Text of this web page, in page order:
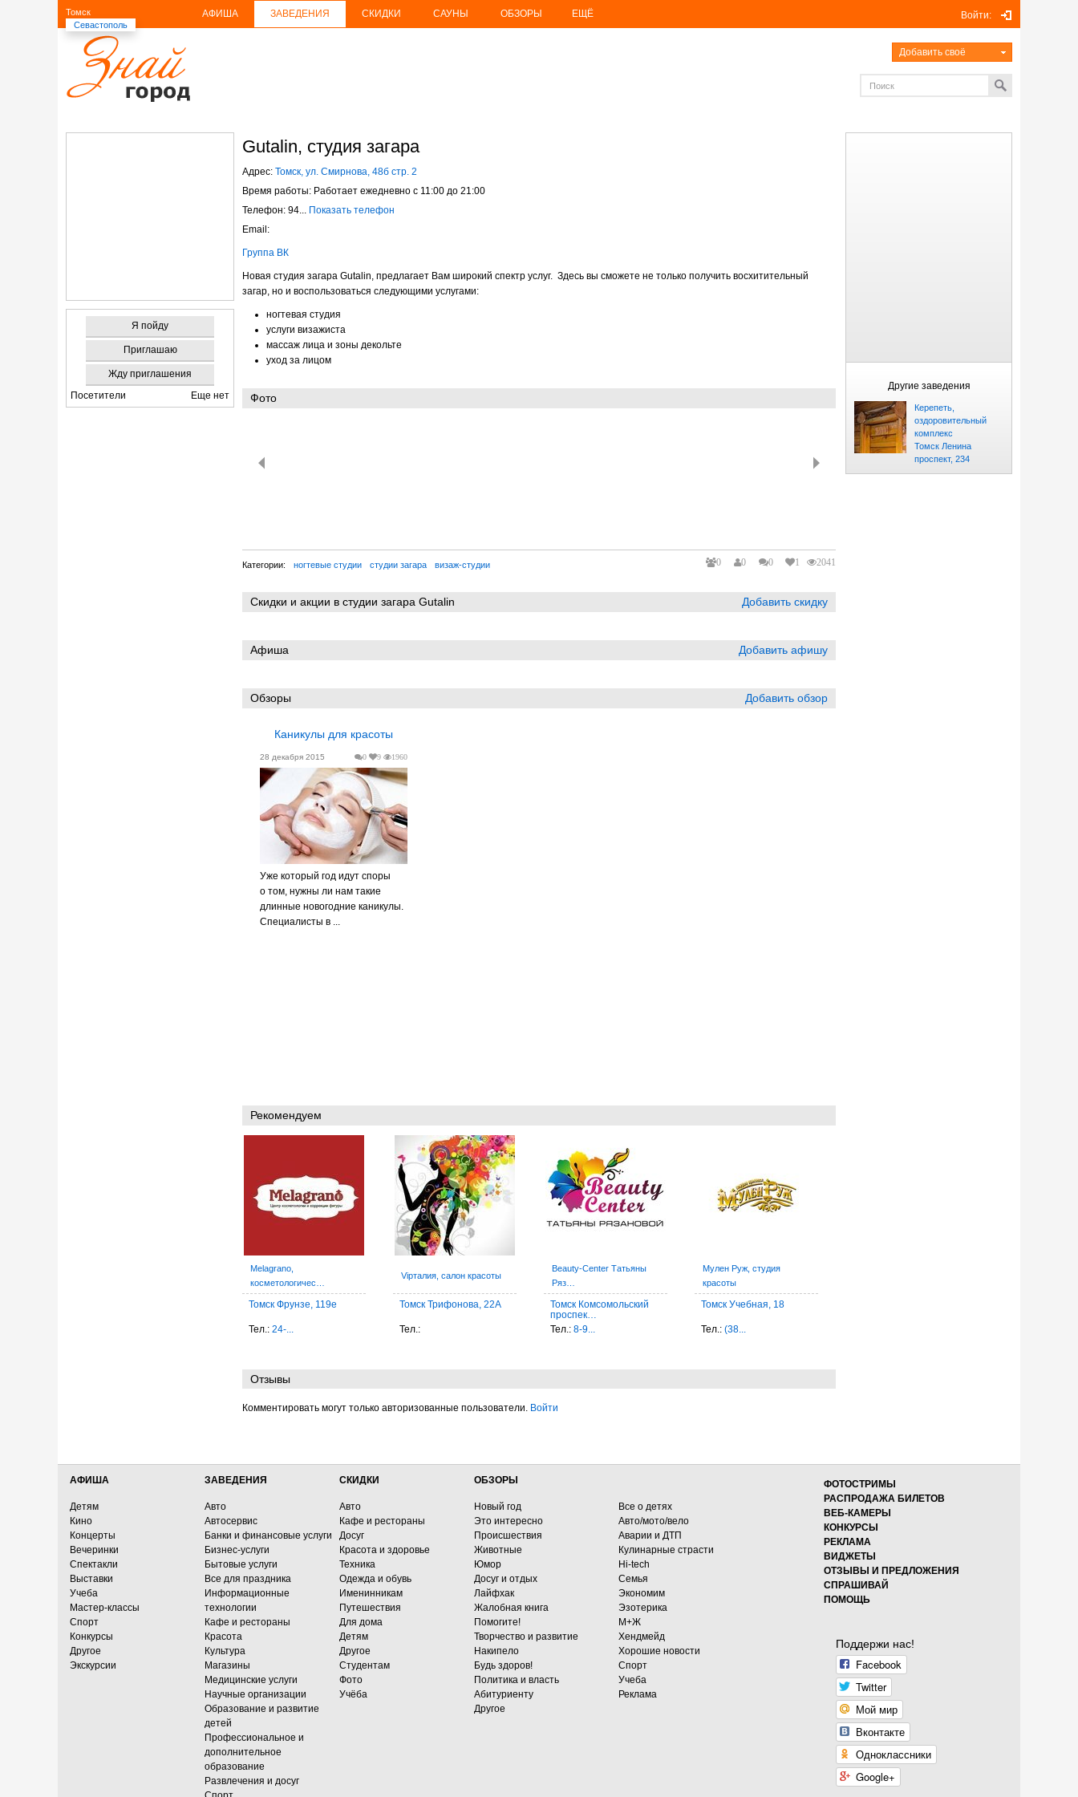
Томск
Севастополь
АФИША ЗАВЕДЕНИЯ СКИДКИ САУНЫ ОБЗОРЫ ЕЩЁ Войти:
Добавить своё
Я пойду
Приглашаю
Жду приглашения
Посетители
Еще нет
Другие заведения
Керепеть,
оздоровительный
комплекс
Томск Ленина
проспект, 234
Gutalin, студия загара
Адрес: Томск, ул. Смирнова, 48б стр. 2
Время работы: Работает ежедневно с 11:00 до 21:00
Телефон: 94... Показать телефон
Email:
Группа ВК
Новая студия загара Gutalin, предлагает Вам широкий спектр услуг. Здесь вы сможете не только получить восхитительный
загар, но и воспользоваться следующими услугами:
ногтевая студия
услуги визажиста
массаж лица и зоны декольте
уход за лицом
Фото
Категории: ногтевые студии студии загара визаж-студии 0 0 0 1 2041
Скидки и акции в студии загара Gutalin Добавить скидку
Афиша Добавить афишу
Обзоры Добавить обзор
Каникулы для красоты
0 9 1960
28 декабря 2015
Уже который год идут споры
о том, нужны ли нам такие
длинные новогодние каникулы.
Специалисты в ...
Рекомендуем
Melagrano,
косметологичес…
Томск Фрунзе, 119е
Тел.: 24-...
Vipталия, салон красоты
Томск Трифонова, 22А
Тел.:
Beauty-Center Татьяны
Ряз…
Томск Комсомольский
проспек…
Тел.: 8-9...
Мулен Руж, студия
красоты
Томск Учебная, 18
Тел.: (38...
Отзывы
Комментировать могут только авторизованные пользователи. Войти
Поддержи нас!
Facebook
Twitter
Мой мир
Вконтакте
Одноклассники
Google+
АФИША
Детям
Кино
Концерты
Вечеринки
Спектакли
Выставки
Учеба
Мастер-классы
Спорт
Конкурсы
Другое
Экскурсии
ЗАВЕДЕНИЯ
Авто
Автосервис
Банки и финансовые услуги
Бизнес-услуги
Бытовые услуги
Все для праздника
Информационные
технологии
Кафе и рестораны
Красота
Культура
Магазины
Медицинские услуги
Научные организации
Образование и развитие
детей
Профессиональное и
дополнительное
образование
Развлечения и досуг
СКИДКИ
Авто
Кафе и рестораны
Досуг
Красота и здоровье
Техника
Одежда и обувь
Именинникам
Путешествия
Для дома
Детям
Другое
Студентам
Фото
Учёба
ОБЗОРЫ
Новый год
Все о детях
Это интересно
Авто/мото/вело
Происшествия
Аварии и ДТП
Животные
Кулинарные страсти
Юмор
Hi-tech
Досуг и отдых
Семья
Лайфхак
Экономим
Жалобная книга
Эзотерика
Помогите!
М+Ж
Творчество и развитие
Хендмейд
Накипело
Хорошие новости
Будь здоров!
Спорт
Политика и власть
Учеба
Абитуриенту
Реклама
Другое
ФОТОСТРИМЫ
РАСПРОДАЖА БИЛЕТОВ
ВЕБ-КАМЕРЫ
КОНКУРСЫ
РЕКЛАМА
ВИДЖЕТЫ
ОТЗЫВЫ И ПРЕДЛОЖЕНИЯ
СПРАШИВАЙ
ПОМОЩЬ